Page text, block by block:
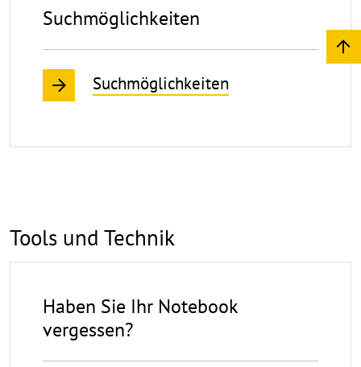
Suchmöglichkeiten
Suchmöglichkeiten
und
Technik
Tools und Technik
Haben Sie Ihr Notebook
vergessen?